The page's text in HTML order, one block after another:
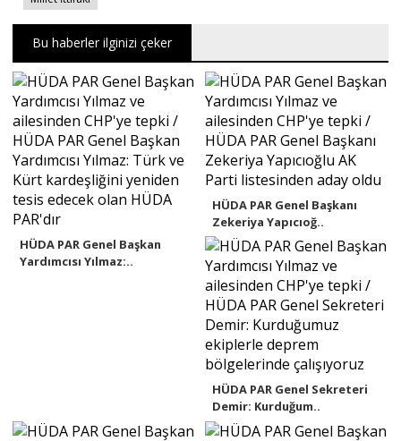
Bu haberler ilginizi çeker
HÜDA PAR Genel Başkan
Yardımcısı Yılmaz:..
HÜDA PAR Genel Başkanı
Zekeriya Yapıcıoğ..
HÜDA PAR Genel Sekreteri
Demir: Kurduğum..